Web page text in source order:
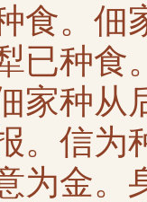
食。佃
已种食
家种从
。信为
为金。